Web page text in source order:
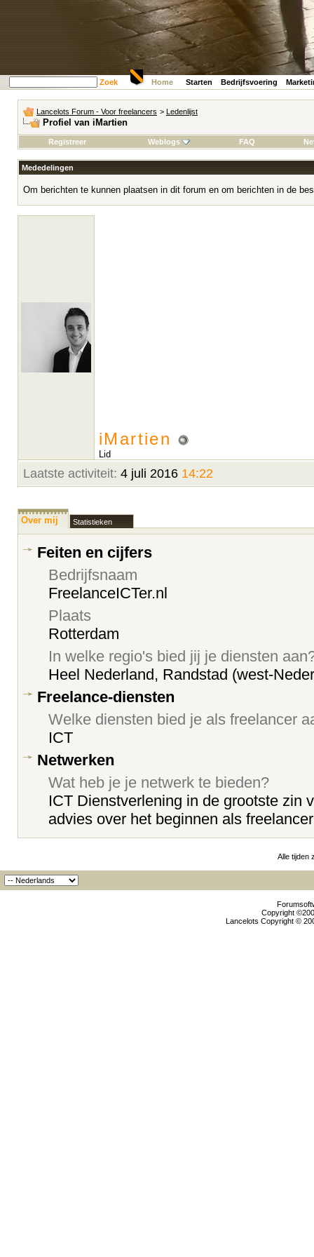
Zoek Home Starten Bedrijfsvoering
Lancelots Forum - Voor freelancers > Ledenlijst
Profiel van iMartien
Registreer Weblogs FAQ
Mededelingen
Om berichten te kunnen plaatsen in dit forum en om berichten in de
iMartien
Lid
Laatste activiteit: 4 juli 2016 14:22
Over mij Statistieken
Feiten en cijfers
Bedrijfsnaam
FreelanceICTer.nl
Plaats
Rotterdam
In welke regio's bied jij je diensten
Heel Nederland, Randstad (west-
Freelance-diensten
Welke diensten bied je als freelancer
ICT
Netwerken
Wat heb je je netwerk te bieden?
ICT Dienstverlening in de grootste zin
advies over het beginnen als
Alle tijden
Copyright
Lancelots Copyright ©